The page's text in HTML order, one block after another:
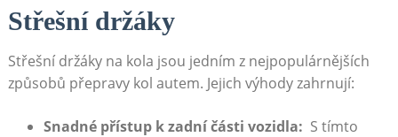
Střešní ‍držáky
Střešní držáky na kola ⁣jsou jedním z nejpopulárnějších
⁣způsobů přepravy kol ​autem. Jejich výhody ​zahrnují:
Snadné⁣ přístup ‌k zadní části‍ vozidla: ⁣ S tímto⁢